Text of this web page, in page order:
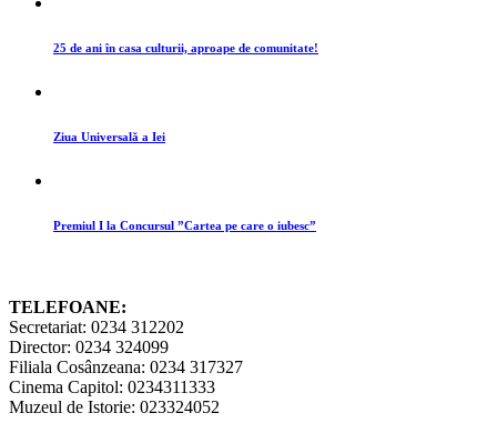
25 de ani în casa culturii, aproape de comunitate!
Ziua Universală a Iei
Premiul I la Concursul ”Cartea pe care o iubesc”
TELEFOANE:
Secretariat: 0234 312202
Director: 0234 324099
Filiala Cosânzeana: 0234 317327
Cinema Capitol: 0234311333
Muzeul de Istorie: 023324052